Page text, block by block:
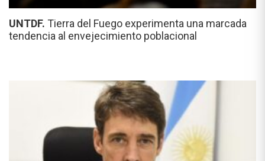
UNTDF. Tierra del Fuego experimenta una marcada
tendencia al envejecimiento poblacional